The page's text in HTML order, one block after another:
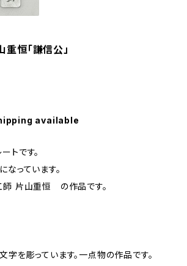
恒「謙信公」
available
トです。
なっています。
片山重恒 の作品です。
字を彫っています。一点物の作品です。